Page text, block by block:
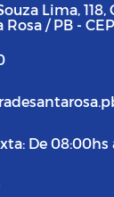
Lima, 118,
Rosa / PB -
De 08:00hs